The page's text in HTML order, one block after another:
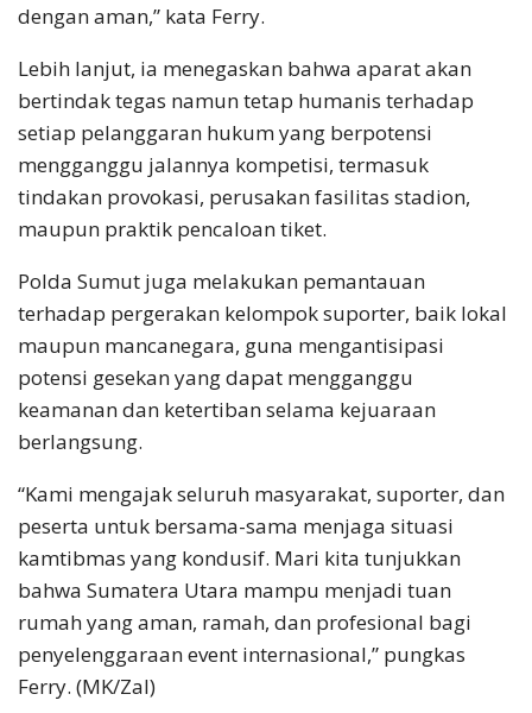
dengan aman,” kata Ferry.
Lebih lanjut, ia menegaskan bahwa aparat akan
bertindak tegas namun tetap humanis terhadap
setiap pelanggaran hukum yang berpotensi
mengganggu jalannya kompetisi, termasuk
tindakan provokasi, perusakan fasilitas stadion,
maupun praktik pencaloan tiket.
Polda Sumut juga melakukan pemantauan
terhadap pergerakan kelompok suporter, baik lokal
maupun mancanegara, guna mengantisipasi
potensi gesekan yang dapat mengganggu
keamanan dan ketertiban selama kejuaraan
berlangsung.
“Kami mengajak seluruh masyarakat, suporter, dan
peserta untuk bersama-sama menjaga situasi
kamtibmas yang kondusif. Mari kita tunjukkan
bahwa Sumatera Utara mampu menjadi tuan
rumah yang aman, ramah, dan profesional bagi
penyelenggaraan event internasional,” pungkas
Ferry. (MK/Zal)